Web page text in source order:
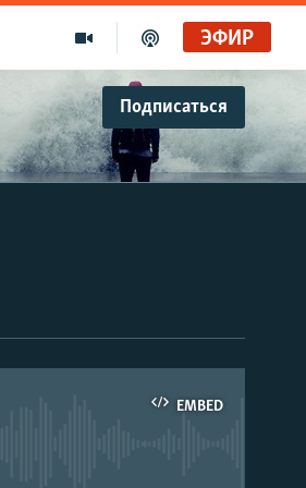
ЭФИР
Подписаться
EMBED